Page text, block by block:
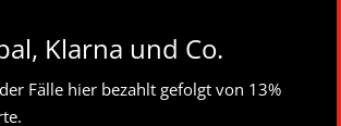
Klarna und Co.
Fälle hier bezahlt gefolgt von 13%